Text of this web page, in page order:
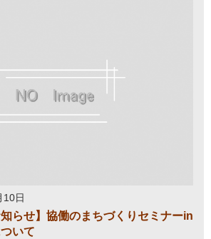
10日
知らせ】協働のまちづくりセミナーin
いて